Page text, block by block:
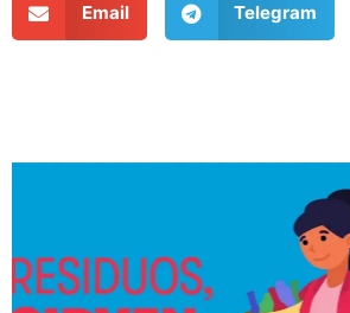
Email Telegram